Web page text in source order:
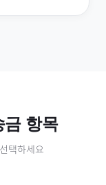
금 항목
택하세요